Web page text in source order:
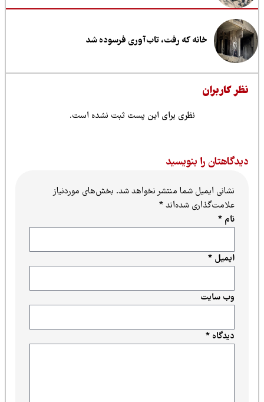
خانه که رفت، تاب‌آوری فرسوده شد
کاربران
نظری برای این پست ثبت نشده است.
را بنویسید
نشانی ایمیل شما منتشر نخواهد شد.بخش‌های موردنیاز
علامت‌گذاری شده‌اند*
دیدگاه*
ایمیل*
وب‌ سایت